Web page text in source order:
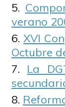
verano
XVI
Octubre
La